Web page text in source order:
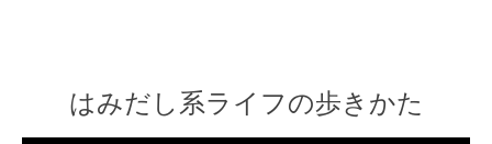
はみだし系ライフの歩きかた